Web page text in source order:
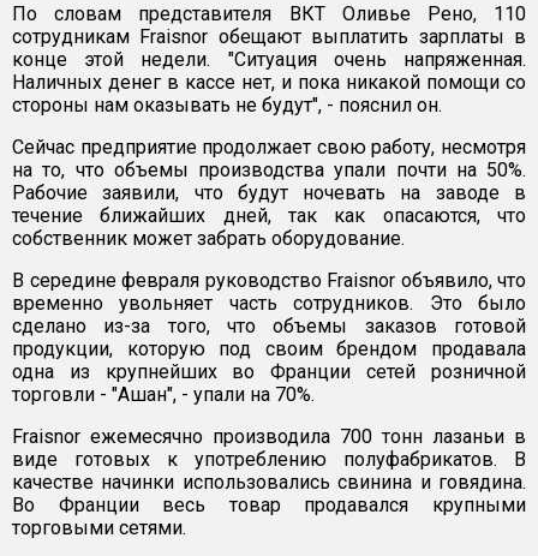
По словам представителя ВКТ Оливье Рено, 110
сотрудникам Fraisnor обещают выплатить зарплаты в
конце этой недели. "Ситуация очень напряженная.
Наличных денег в кассе нет, и пока никакой помощи со
стороны нам оказывать не будут", - пояснил он.
Сейчас предприятие продолжает свою работу, несмотря
на то, что объемы производства упали почти на 50%.
Рабочие заявили, что будут ночевать на заводе в
течение ближайших дней, так как опасаются, что
собственник может забрать оборудование.
В середине февраля руководство Fraisnor объявило, что
временно увольняет часть сотрудников. Это было
сделано из-за того, что объемы заказов готовой
продукции, которую под своим брендом продавала
одна из крупнейших во Франции сетей розничной
торговли - "Ашан", - упали на 70%.
Fraisnor ежемесячно производила 700 тонн лазаньи в
виде готовых к употреблению полуфабрикатов. В
качестве начинки использовались свинина и говядина.
Во Франции весь товар продавался крупными
торговыми сетями.